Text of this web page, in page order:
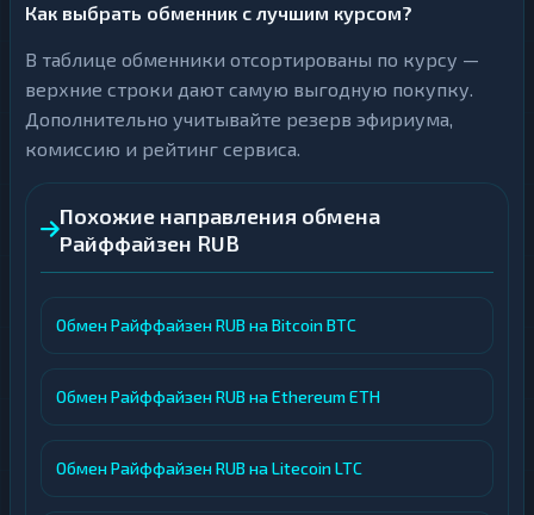
Как выбрать обменник с лучшим курсом?
В таблице обменники отсортированы по курсу —
верхние строки дают самую выгодную покупку.
Дополнительно учитывайте резерв эфириума,
комиссию и рейтинг сервиса.
Похожие направления обмена
Райффайзен RUB
Обмен Райффайзен RUB на Bitcoin BTC
Обмен Райффайзен RUB на Ethereum ETH
Обмен Райффайзен RUB на Litecoin LTC